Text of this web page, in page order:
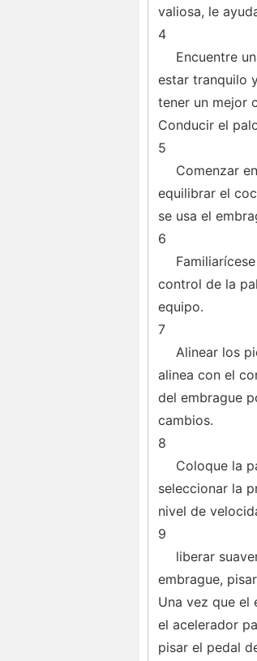
valiosa, le
4
Encuentre
estar tranquilo
tener un mejor
Conducir el
5
Comenzar
equilibrar el
se usa el
6
control de la
equipo.
7
Alinear los
alinea con el
del embrague
cambios.
8
Coloque la
seleccionar la
nivel de
9
liberar
embrague,
Una vez que el
el acelerador
pisar el pedal